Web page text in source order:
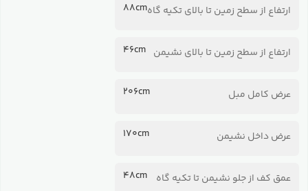
ارتفاع از سطح زمین تا بالای تکیه گاه88cm
ارتفاع از سطح زمین تا بالای نشیمن 46cm
عرض کامل مبل 206cm
عرض داخل نشیمن 170cm
عمق کف از جلو نشیمن تا تکیه گاه 48cm